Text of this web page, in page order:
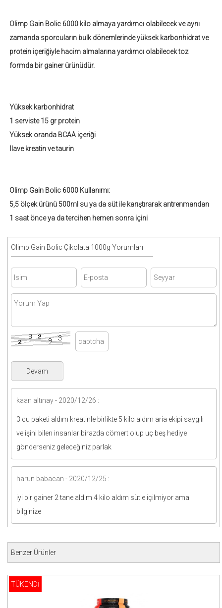
Olimp Gain Bolic 6000 kilo almaya yardımcı olabilecek ve aynı
zamanda sporcuların bulk dönemlerinde yüksek karbonhidrat ve
protein içeriğiyle hacim almalarına yardımcı olabilecek toz
formda bir gainer ürünüdür.
Yüksek karbonhidrat
1 serviste 15 gr protein
Yüksek oranda BCAA içeriği
İlave kreatin ve taurin
Olimp Gain Bolic 6000 Kullanımı:
5,5 ölçek ürünü 500ml su ya da süt ile karıştırarak antrenmandan
1 saat önce ya da tercihen hemen sonra içini
Olimp Gain Bolic Çikolata 1000g Yorumları
kaan altınay - 2020/12/26 :
3 cu paketi aldım kreatinle birlikte 5 kilo aldım aria ekipi saygılı
ve işini bilen insanlar birazda cömert olup uç beş hediye
gönderseniz geleceğiniz parlak
harun babacan - 2020/12/25 :
iyi bir gainer 2 tane aldım 4 kilo aldım sütle içilmiyor ama
bilginize
Benzer Ürünler
TÜKENDİ